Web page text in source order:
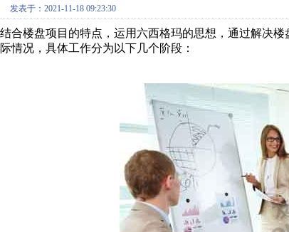
发表于：2021-11-18 09:23:30
结合楼盘项目的特点，运用六西格玛的思想，通过解决
际情况，具体工作分为以下几个阶段：